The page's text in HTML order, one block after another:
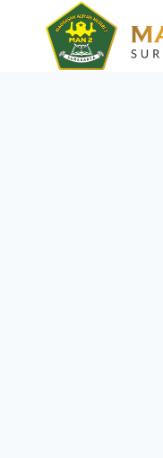
content